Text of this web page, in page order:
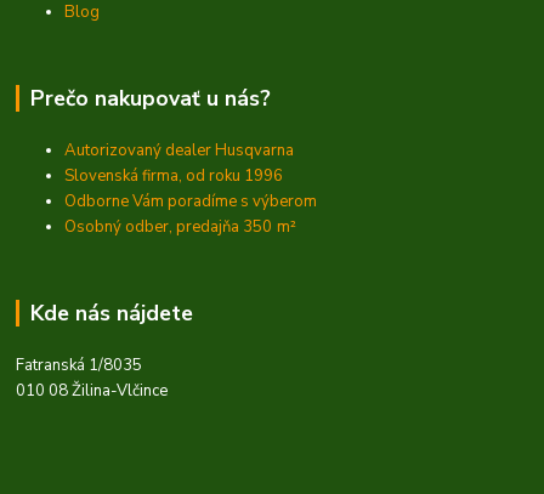
Blog
Prečo nakupovať u nás?
Autorizovaný dealer Husqvarna
Slovenská firma, od roku 1996
Odborne Vám poradíme s výberom
Osobný odber, predajňa 350 m²
Kde nás nájdete
Fatranská 1/8035
010 08 Žilina-Vlčince